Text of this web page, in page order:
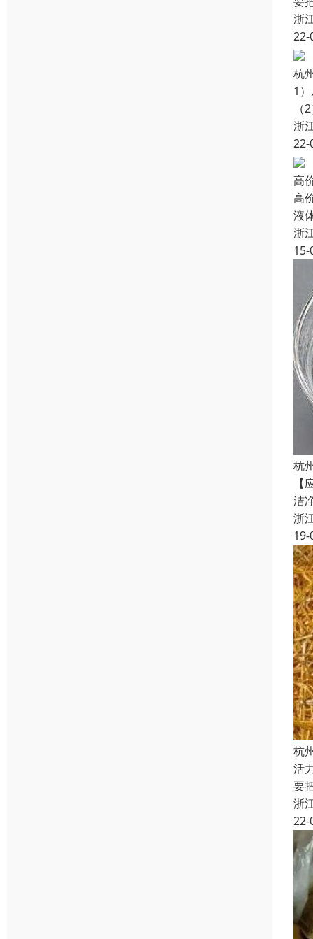
浙
22-
杭
1
浙
22-
高
高
液
浙
15-
杭
洁
浙
19-
杭
活
要
浙
22-